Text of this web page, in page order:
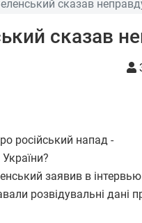
сказав
сказав
російський напад -
заявив в
розвідувальні дані